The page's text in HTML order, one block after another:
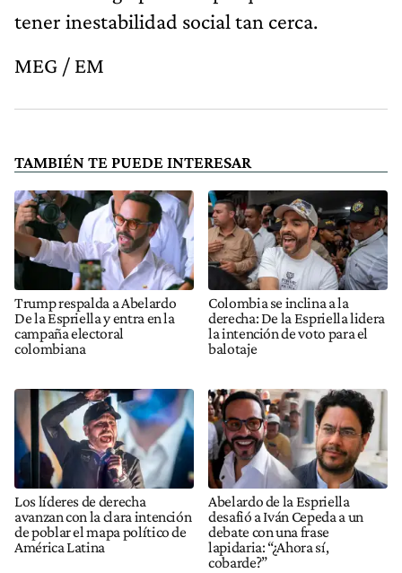
tener inestabilidad social tan cerca.
MEG / EM
TAMBIÉN TE PUEDE INTERESAR
Trump respalda a Abelardo
De la Espriella y entra en la
campaña electoral
colombiana
Colombia se inclina a la
derecha: De la Espriella lidera
la intención de voto para el
balotaje
Los líderes de derecha
avanzan con la clara intención
de poblar el mapa político de
América Latina
Abelardo de la Espriella
desafió a Iván Cepeda a un
debate con una frase
lapidaria: “¿Ahora sí,
cobarde?”